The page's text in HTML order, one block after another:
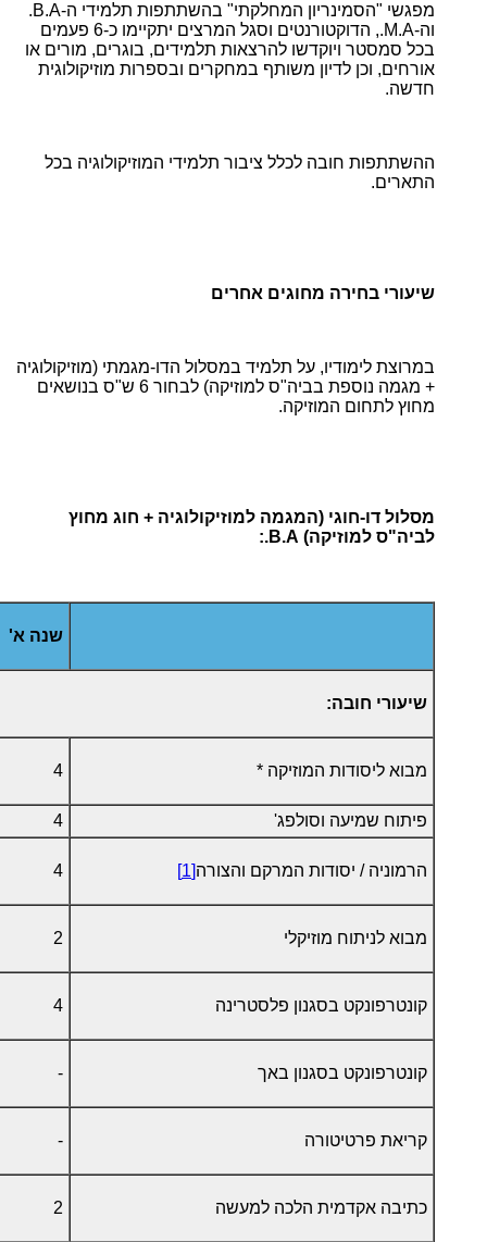
מפגשי "הסמינריון המחלקתי" בהשתתפות תלמידי ה-B.A.
וה-M.A., הדוקטורנטים וסגל המרצים יתקיימו כ-6 פעמים
בכל סמסטר ויוקדשו להרצאות תלמידים, בוגרים, מורים או
אורחים, וכן לדיון משותף במחקרים ובספרות מוזיקולוגית
חדשה.
ההשתתפות חובה לכלל ציבור תלמידי המוזיקולוגיה בכל
התארים.
שיעורי בחירה מחוגים אחרים
במרוצת לימודיו, על תלמיד במסלול הדו-מגמתי (מוזיקולוגיה
+ מגמה נוספת בביה"ס למוזיקה) לבחור 6 ש"ס בנושאים
מחוץ לתחום המוזיקה.
מסלול דו-חוגי (המגמה למוזיקולוגיה + חוג מחוץ
לביה"ס למוזיקה) B.A.
:
שנה א'
שיעורי חובה:
מבוא ליסודות המוזיקה * 4
פיתוח שמיעה וסולפג' 4
הרמוניה / יסודות המרקם והצורה[1]
4
מבוא לניתוח מוזיקלי 2
קונטרפונקט בסגנון פלסטרינה 4
קונטרפונקט בסגנון באך -
קריאת פרטיטורה -
כתיבה אקדמית הלכה למעשה 2